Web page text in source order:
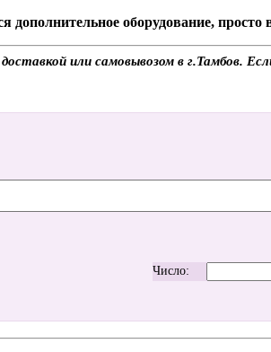
оборудование,
или самовывозом в г.Тамбов.
Число: